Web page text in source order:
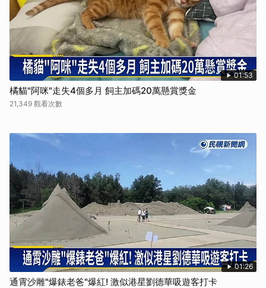
01:53
橘貓"阿咪"走失4個多月 飼主加碼20萬懸賞獎金
21,349 觀看次數
01:26
通霄沙雕"爆錶老爸"爆紅! 激似港星劉德華吸遊客打卡